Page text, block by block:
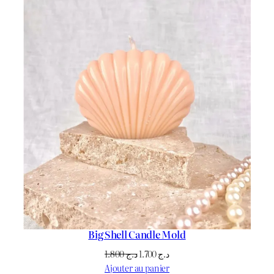
Big Shell Candle Mold
د.ج1.800
Le
prix
د.ج1.700
Le
prix
Ajouter au panier